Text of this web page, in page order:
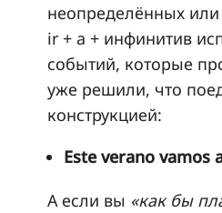
неопределённых или
ir + a + инфинитив
событий, которые
уже решили, что
конструкцией:
Este verano vamos
А если вы «как бы